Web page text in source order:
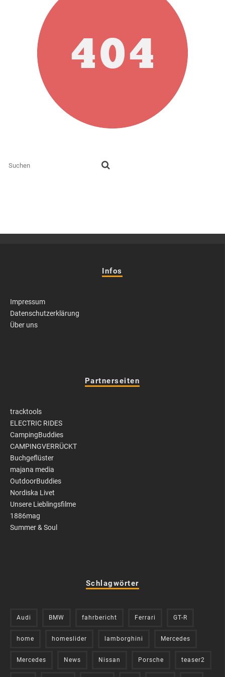
Infos
Impressum
Datenschutzerklärung
Über uns
Partnerseiten
tracktools
ELECTRIC RIDES
CampingBuddies
CAMPINGVERRÜCKT
Buchgeflüster
majana media
OutdoorBuddies
Nordiska Livet
Unsere Lieblingsfilme
1886mag
Summer & Soul
Schlagwörter
Audi BMW fahrbericht Ferrari GT-R
home homeslider lamborghini Mercedes
Mercedes News Nissan Porsche teaser2